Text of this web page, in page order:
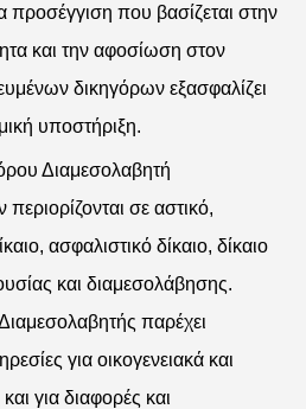
που βασίζεται στην
και την αφοσίωση στον
δικηγόρων εξασφαλίζει
υποστήριξη.
Διαμεσολαβητή
σε αστικό,
ασφαλιστικό δίκαιο, δίκαιο
και διαμεσολάβησης.
παρέχει
για οικογενειακά και
για διαφορές και